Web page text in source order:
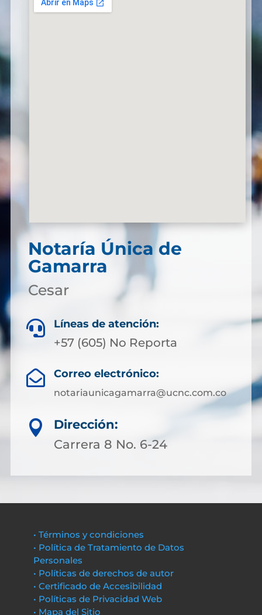
Notaría Única de
Gamarra
Cesar
 Líneas de atención:
+57 (605) No Reporta
 Correo electrónico:
notariaunicagamarra@ucnc.com.co

Dirección:
Carrera 8 No. 6-24
• Términos y condiciones
• Política de Tratamiento de Datos
Personales
• Políticas de derechos de autor
• Certificado de Accesibilidad
• Políticas de Privacidad Web
• Mapa del Sitio